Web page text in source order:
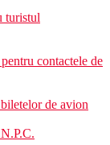
turistul
contactele de
de avion